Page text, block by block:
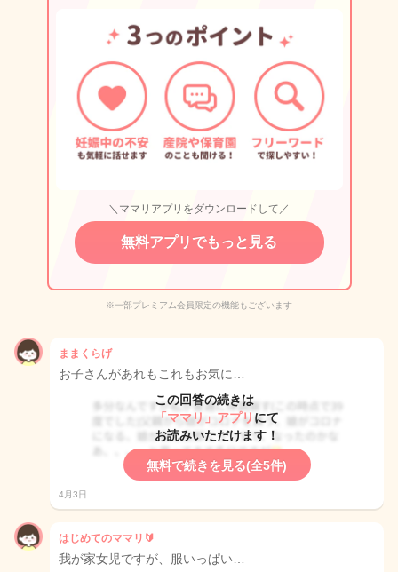
＼ママリアプリをダウンロードして／
無料アプリでもっと見る
※一部プレミアム会員限定の機能もございます
ままくらげ
お子さんがあれもこれもお気に…
この回答の続きは
「ママリ」アプリ にて
お読みいただけます！
無料で続きを見る(全5件)
4月3日
はじめてのママリ🔰
我が家女児ですが、服いっぱい…